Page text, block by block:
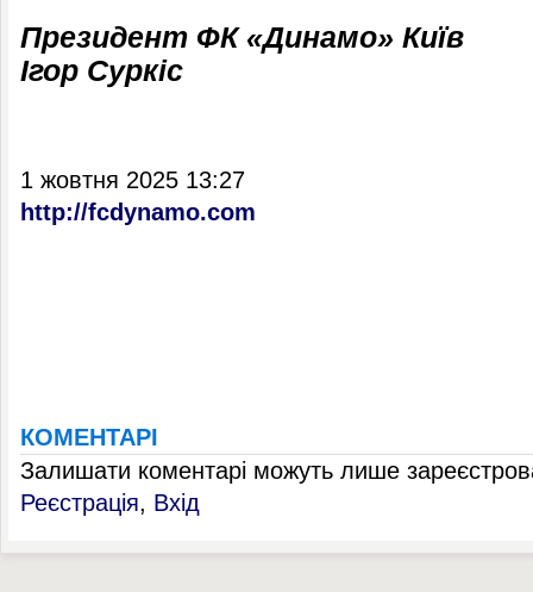
Президент ФК «Динамо» Київ
Ігор Суркіс
1 жовтня 2025 13:27
http://fcdynamo.com
КОМЕНТАРІ
Залишати коментарі можуть лише
Реєстрація, Вхід